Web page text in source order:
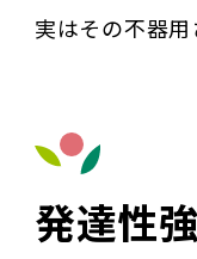
実はその不器
発達性